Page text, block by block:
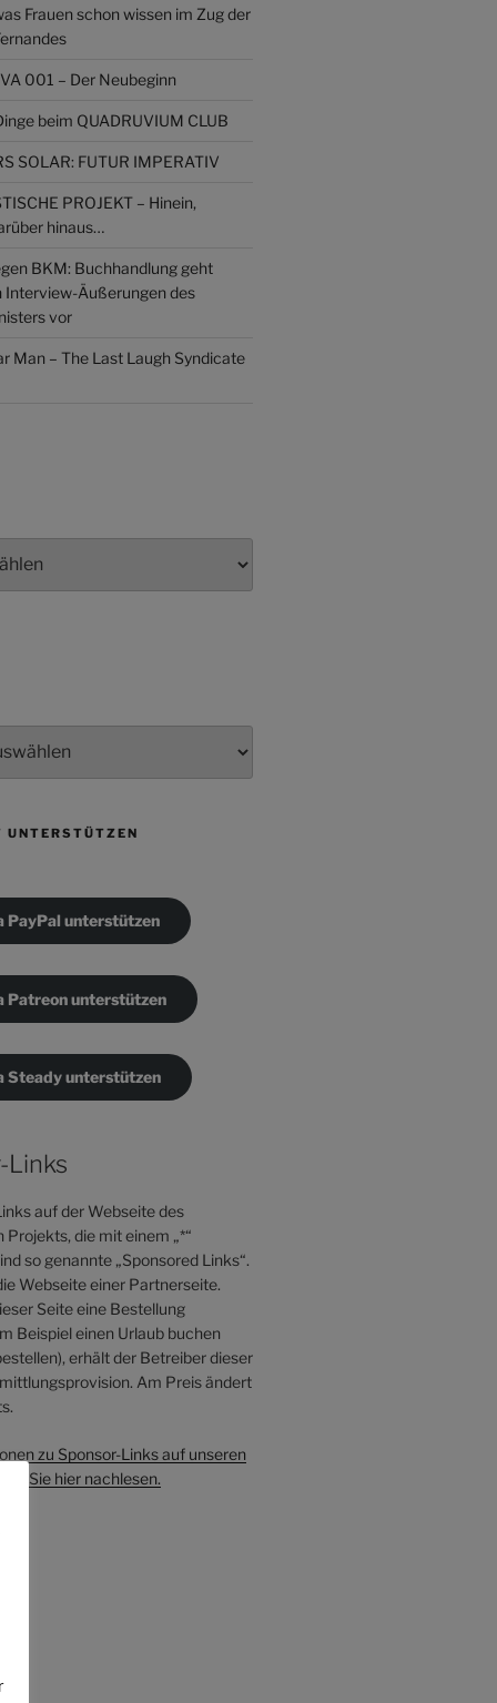
Frauen schon wissen im Zug der
001 – Der Neubeginn
beim QUADRUVIUM CLUB
SOLAR: FUTUR IMPERATIV
PROJEKT – Hinein,
hinaus…
BKM: Buchhandlung geht
Interview-Äußerungen des
vor
Man – The Last Laugh Syndicate
UNTERSTÜTZEN
PayPal unterstützen
Patreon unterstützen
Steady unterstützen
Links
auf der Webseite des
die mit einem „*“
so genannte „Sponsored Links“.
Webseite einer Partnerseite.
Seite eine Bestellung
Beispiel einen Urlaub buchen
erhält der Betreiber dieser
Am Preis ändert
zu Sponsor-Links auf unseren
Sie hier nachlesen.